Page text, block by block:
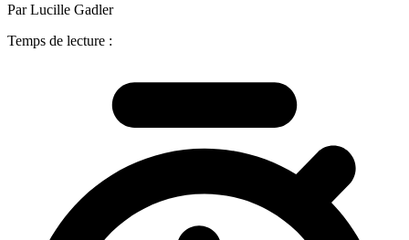
Par Lucille Gadler
Temps de lecture :